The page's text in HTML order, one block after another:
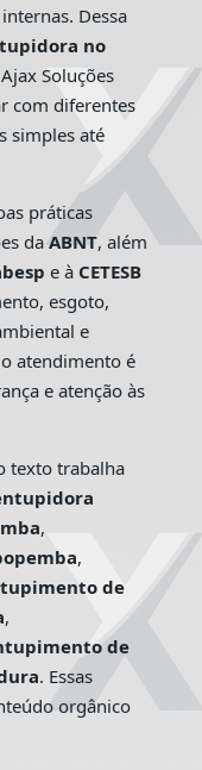
Dessa
no
Soluções
com diferentes
simples até
práticas
da ABNT, além
e à CETESB
esgoto,
e
atendimento é
e atenção às
texto trabalha
,
,
de
,
de
. Essas
orgânico